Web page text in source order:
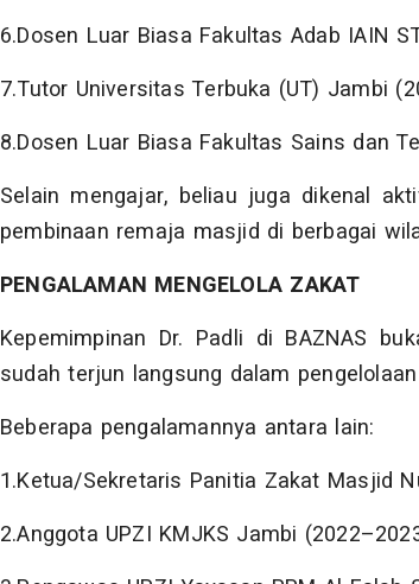
6.Dosen Luar Biasa Fakultas Adab IAIN
7.Tutor Universitas Terbuka (UT) Jambi
8.Dosen Luar Biasa Fakultas Sains dan
Selain mengajar, beliau juga dikenal
pembinaan remaja masjid di berbagai
PENGALAMAN MENGELOLA ZAKAT
Kepemimpinan Dr. Padli di BAZNAS
sudah terjun langsung dalam
Beberapa pengalamannya antara lain:
1.Ketua/Sekretaris Panitia Zakat Masjid
2.Anggota UPZI KMJKS Jambi